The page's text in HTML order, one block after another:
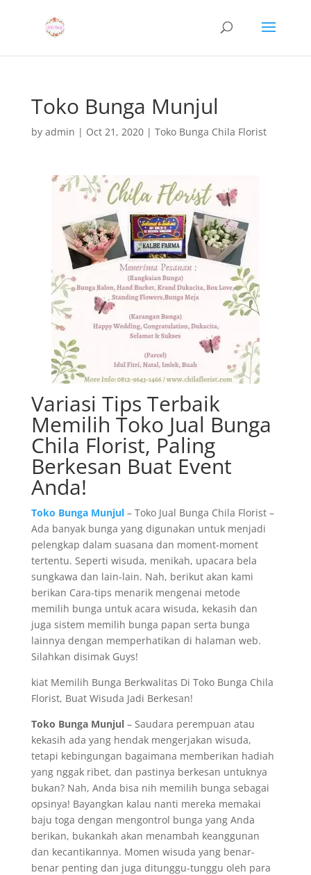
Toko Bunga Munjul
by admin | Oct 21, 2020| Toko Bunga Chila Florist
Variasi Tips Terbaik
Memilih Toko Jual Bunga
Chila Florist, Paling
Berkesan Buat Event
Anda!
Toko Bunga Munjul– Toko Jual Bunga Chila Florist –
Ada banyak bunga yang digunakan untuk menjadi
pelengkap dalam suasana dan moment-moment
tertentu. Seperti wisuda, menikah, upacara bela
sungkawa dan lain-lain. Nah, berikut akan kami
berikan Cara-tips menarik mengenai metode
memilih bunga untuk acara wisuda, kekasih dan
juga sistem memilih bunga papan serta bunga
lainnya dengan memperhatikan di halaman web.
Silahkan disimak Guys!
kiat Memilih Bunga Berkwalitas Di Toko Bunga Chila
Florist, Buat Wisuda Jadi Berkesan!
Toko Bunga Munjul– Saudara perempuan atau
kekasih ada yang hendak mengerjakan wisuda,
tetapi kebingungan bagaimana memberikan hadiah
yang nggak ribet, dan pastinya berkesan untuknya
bukan? Nah, Anda bisa nih memilih bunga sebagai
opsinya! Bayangkan kalau nanti mereka memakai
baju toga dengan mengontrol bunga yang Anda
berikan, bukankah akan menambah keanggunan
dan kecantikannya. Momen wisuda yang benar-
benar penting dan juga ditunggu-tunggu oleh para